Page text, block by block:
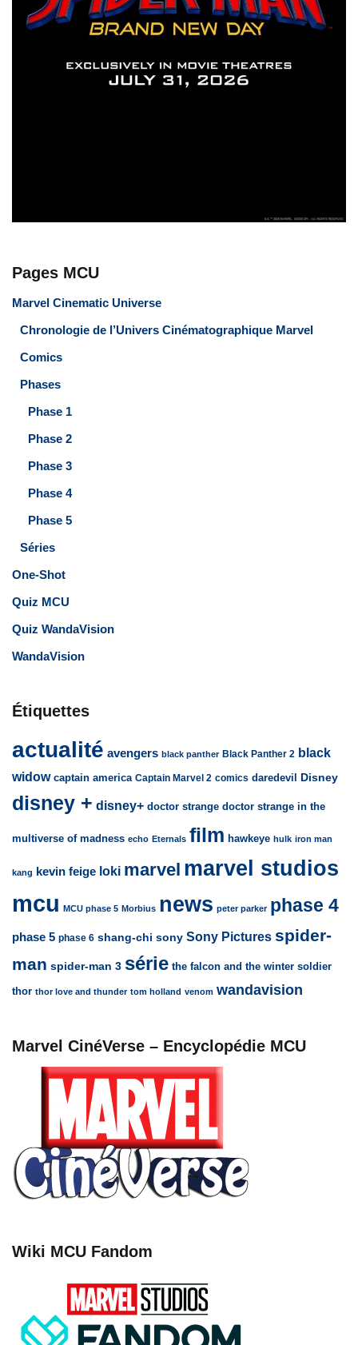
Pages MCU
Marvel Cinematic Universe
Chronologie de l’Univers Cinématographique Marvel
Comics
Phases
Phase 1
Phase 2
Phase 3
Phase 4
Phase 5
Séries
One-Shot
Quiz MCU
Quiz WandaVision
WandaVision
Étiquettes
actualité avengers black panther Black Panther 2 black
widow captain america Captain Marvel 2 comics daredevil Disney
disney + disney+ doctor strange doctor strange in the
multiverse of madness echo Eternals film hawkeye hulk iron man
kang kevin feige loki marvel marvel studios
mcu MCU phase 5 Morbius news peter parker phase 4
phase 5 phase 6 shang-chi sony Sony Pictures spider-
man spider-man 3 série the falcon and the winter soldier
thor thor love and thunder tom holland venom wandavision
Marvel CinéVerse – Encyclopédie MCU
Wiki MCU Fandom